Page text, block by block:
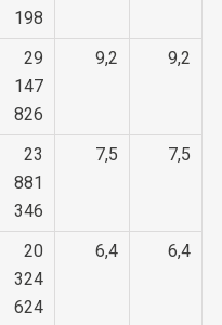
198
29
147
826
9,2 9,2
23
881
346
7,5 7,5
20
324
624
6,4 6,4